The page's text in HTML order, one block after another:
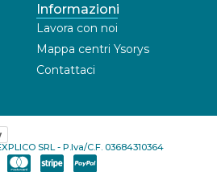
Informazioni
Lavora con noi
Mappa centri Ysorys
Contattaci
SRL - P.Iva/C.F. 03684310364